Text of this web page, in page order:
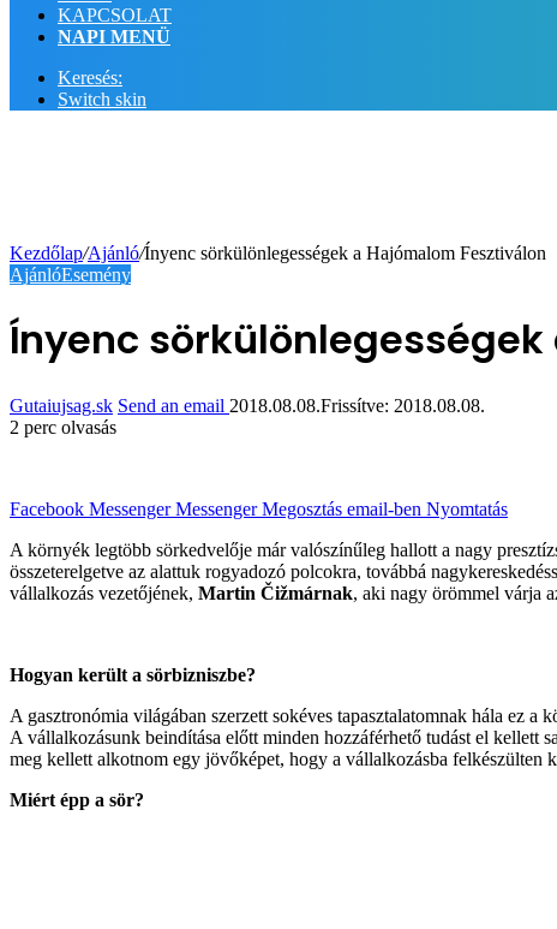
KAPCSOLAT
NAPI MENÜ
Keresés:
Switch skin
Kezdőlap/Ajánló/Ínyenc sörkülönlegességek a Hajómalom Fesztiválon
AjánlóEsemény
Ínyenc
Gutaiujsag.sk Send an email 2018.08.08.Frissítve: 2018.08.08.
2 perc olvasás
Facebook Messenger Messenger Megosztás email-ben Nyomtatás
A környék legtöbb sörkedvelője már valószínűleg hallott a nagy
összeterelgetve az alattuk rogyadozó polcokra, továbbá
vállalkozás vezetőjének, Martin Čižmárnak, aki nagy örömmel várja
Hogyan került a sörbizniszbe?
A gasztronómia világában szerzett sokéves tapasztalatomnak hála ez
A vállalkozásunk beindítása előtt minden hozzáférhető tudást el kellett
meg kellett alkotnom egy jövőképet, hogy a vállalkozásba felkészülten
Miért épp a sör?